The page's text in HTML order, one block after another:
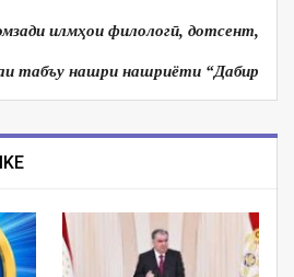
илмҳои филологӣ, дотсент,
табъу нашри нашриёти “Дабир